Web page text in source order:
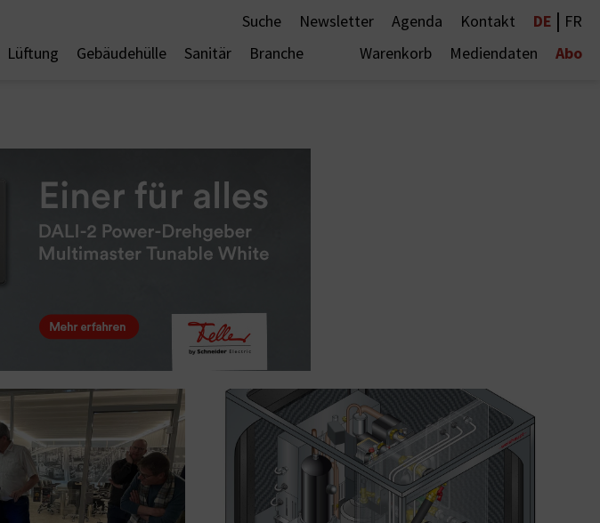
Suche Newsletter Agenda Kontakt DE | FR
Lüftung Gebäudehülle Sanitär Branche Warenkorb Mediendaten Abo